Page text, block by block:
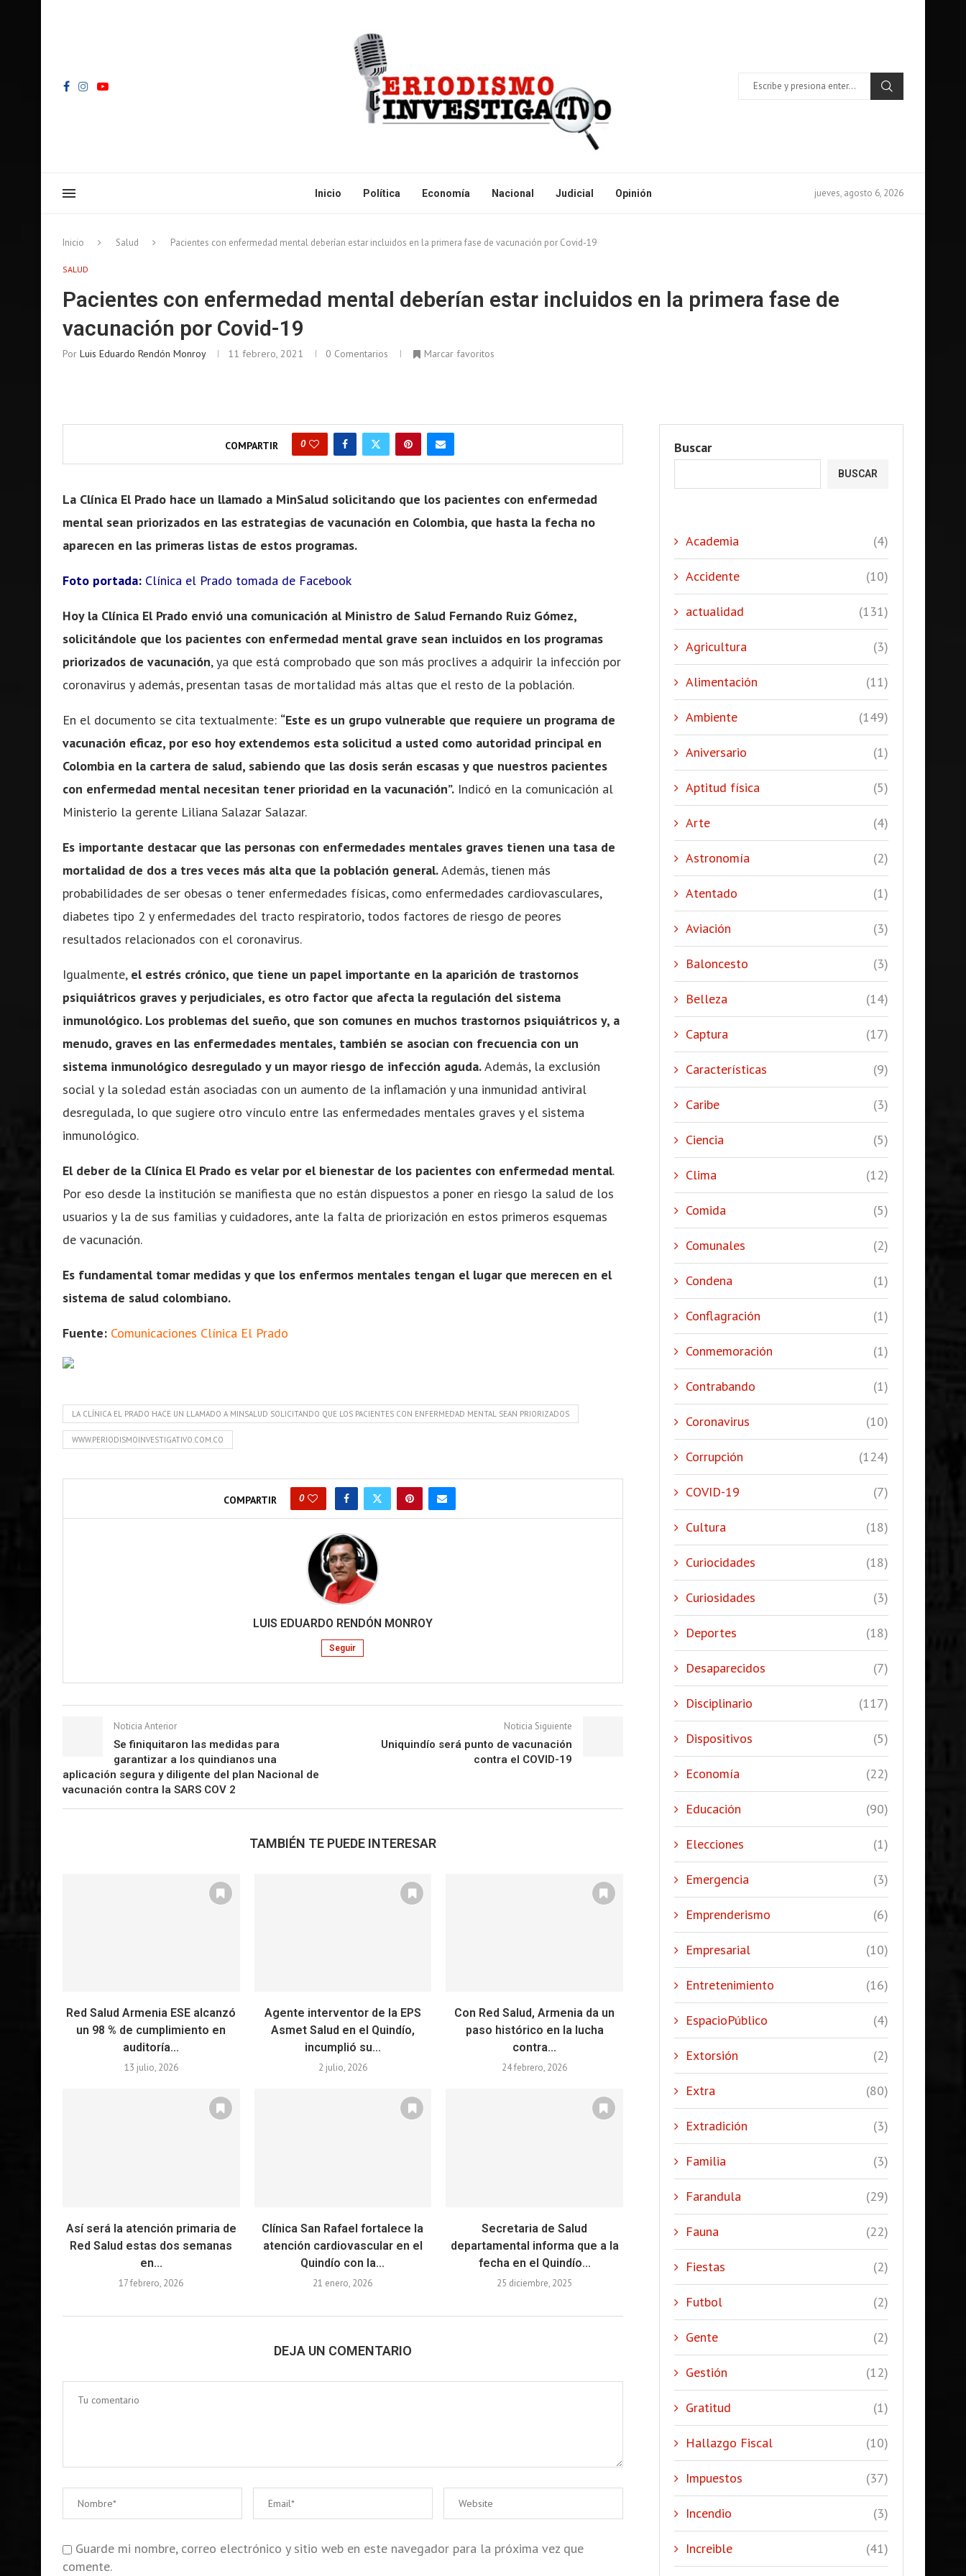
Inicio Política Economía Nacional Judicial Opinión jueves, agosto 6, 2026
Inicio Salud Pacientes con enfermedad mental deberían estar incluidos en la primera fase de vacunación por Covid-19
SALUD
Pacientes con enfermedad mental deberían estar incluidos en la primera fase de
vacunación por Covid-19
Por Luis Eduardo Rendón Monroy 11 febrero, 2021 0 Comentarios Marcar favoritos
COMPARTIR 0
La Clínica El Prado hace un llamado a MinSalud solicitando que los pacientes con enfermedad
mental sean priorizados en las estrategias de vacunación en Colombia, que hasta la fecha no
aparecen en las primeras listas de estos programas.
Foto portada: Clínica el Prado tomada de Facebook
Hoy la Clínica El Prado envió una comunicación al Ministro de Salud Fernando Ruiz Gómez,
solicitándole que los pacientes con enfermedad mental grave sean incluidos en los programas
priorizados de vacunación, ya que está comprobado que son más proclives a adquirir la infección por
coronavirus y además, presentan tasas de mortalidad más altas que el resto de la población.
En el documento se cita textualmente: “Este es un grupo vulnerable que requiere un programa de
vacunación eficaz, por eso hoy extendemos esta solicitud a usted como autoridad principal en
Colombia en la cartera de salud, sabiendo que las dosis serán escasas y que nuestros pacientes
con enfermedad mental necesitan tener prioridad en la vacunación”. Indicó en la comunicación al
Ministerio la gerente Liliana Salazar Salazar.
Es importante destacar que las personas con enfermedades mentales graves tienen una tasa de
mortalidad de dos a tres veces más alta que la población general.Además, tienen más
probabilidades de ser obesas o tener enfermedades físicas, como enfermedades cardiovasculares,
diabetes tipo 2 y enfermedades del tracto respiratorio, todos factores de riesgo de peores
resultados relacionados con el coronavirus.
Igualmente, el estrés crónico, que tiene un papel importante en la aparición de trastornos
psiquiátricos graves y perjudiciales, es otro factor que afecta la regulación del sistema
inmunológico. Los problemas del sueño, que son comunes en muchos trastornos psiquiátricos y, a
menudo, graves en las enfermedades mentales, también se asocian con frecuencia con un
sistema inmunológico desregulado y un mayor riesgo de infección aguda.Además, la exclusión
social y la soledad están asociadas con un aumento de la inflamación y una inmunidad antiviral
desregulada, lo que sugiere otro vínculo entre las enfermedades mentales graves y el sistema
inmunológico.
El deber de la Clínica El Prado es velar por el bienestar de los pacientes con enfermedad mental.
Por eso desde la institución se manifiesta que no están dispuestos a poner en riesgo la salud de los
usuarios y la de sus familias y cuidadores, ante la falta de priorización en estos primeros esquemas
de vacunación.
Es fundamental tomar medidas y que los enfermos mentales tengan el lugar que merecen en el
sistema de salud colombiano.
Fuente: Comunicaciones Clínica El Prado
LA CLÍNICA EL PRADO HACE UN LLAMADO A MINSALUD SOLICITANDO QUE LOS PACIENTES CON ENFERMEDAD MENTAL SEAN PRIORIZADOS
WWW.PERIODISMOINVESTIGATIVO.COM.CO
COMPARTIR 0
LUIS EDUARDO RENDÓN MONROY
Seguir
Noticia Anterior
Se finiquitaron las medidas para
garantizar a los quindianos una
aplicación segura y diligente del plan Nacional de
vacunación contra la SARS COV 2
Noticia Siguiente
Uniquindío será punto de vacunación
contra el COVID-19
TAMBIÉN TE PUEDE INTERESAR
Red Salud Armenia ESE alcanzó
un 98 % de cumplimiento en
auditoría...
13 julio, 2026
Agente interventor de la EPS
Asmet Salud en el Quindío,
incumplió su...
2 julio, 2026
Con Red Salud, Armenia da un
paso histórico en la lucha
contra...
24 febrero, 2026
Así será la atención primaria de
Red Salud estas dos semanas
en...
17 febrero, 2026
Clínica San Rafael fortalece la
atención cardiovascular en el
Quindío con la...
21 enero, 2026
Secretaria de Salud
departamental informa que a la
fecha en el Quindío...
25 diciembre, 2025
DEJA UN COMENTARIO
Guarde mi nombre, correo electrónico y sitio web en este navegador para la próxima vez que
comente.
Buscar
BUSCAR
Academia (4)
Accidente (10)
actualidad (131)
Agricultura (3)
Alimentación (11)
Ambiente (149)
Aniversario (1)
Aptitud física (5)
Arte (4)
Astronomía (2)
Atentado (1)
Aviación (3)
Baloncesto (3)
Belleza (14)
Captura (17)
Características (9)
Caribe (3)
Ciencia (5)
Clima (12)
Comida (5)
Comunales (2)
Condena (1)
Conflagración (1)
Conmemoración (1)
Contrabando (1)
Coronavirus (10)
Corrupción (124)
COVID-19 (7)
Cultura (18)
Curiocidades (18)
Curiosidades (3)
Deportes (18)
Desaparecidos (7)
Disciplinario (117)
Dispositivos (5)
Economía (22)
Educación (90)
Elecciones (1)
Emergencia (3)
Emprenderismo (6)
Empresarial (10)
Entretenimiento (16)
EspacioPúblico (4)
Extorsión (2)
Extra (80)
Extradición (3)
Familia (3)
Farandula (29)
Fauna (22)
Fiestas (2)
Futbol (2)
Gente (2)
Gestión (12)
Gratitud (1)
Hallazgo Fiscal (10)
Impuestos (37)
Incendio (3)
Increible (41)